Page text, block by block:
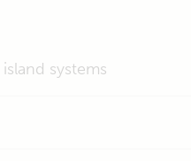
systems